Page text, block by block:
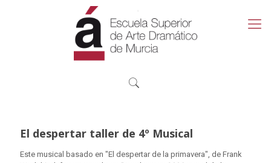
El despertar taller de 4º Musical
Este musical basado en "El despertar de la primavera", de Frank